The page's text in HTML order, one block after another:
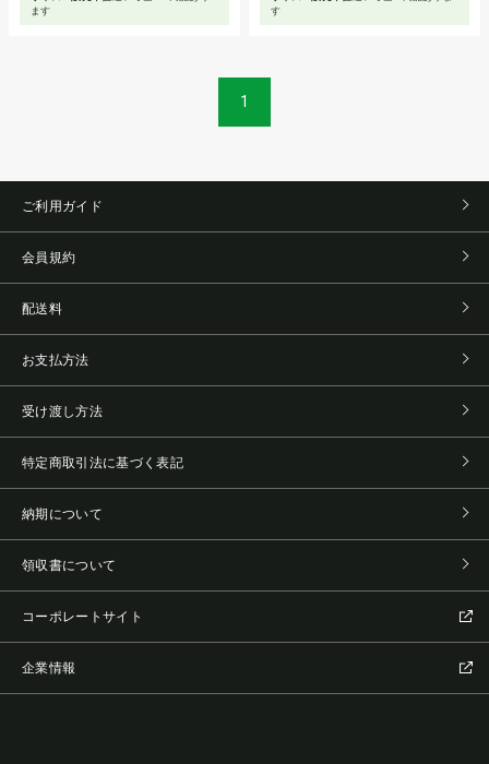
ます
す
1
ご利用ガイド
会員規約
配送料
お支払方法
受け渡し方法
特定商取引法に基づく表記
納期について
領収書について
コーポレートサイト
企業情報